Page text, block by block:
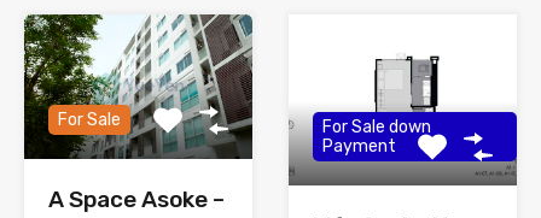
For Sale
A Space Asoke –
For Sale down
Payment